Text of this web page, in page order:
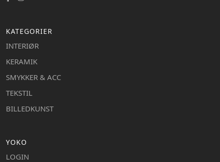
KATEGORIER
INTERIØR
KERAMIK
SMYKKER & ACC
TEKSTIL
BILLEDKUNST
YOKO
LOGIN